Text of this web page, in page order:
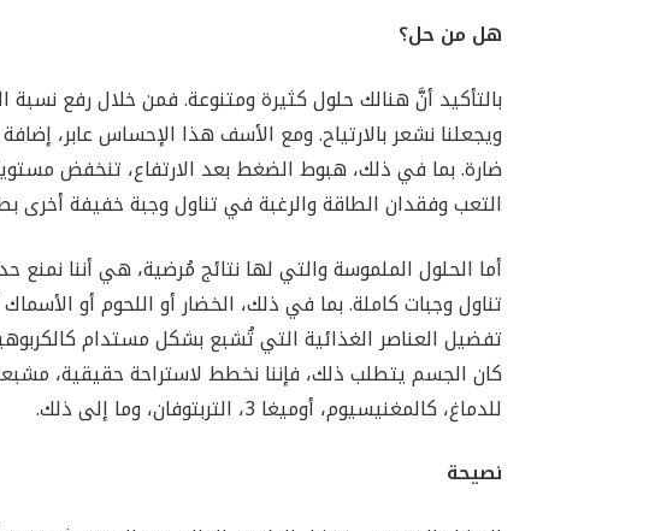
هل من حل؟
بالتأكيد أنَّ هنالك حلول كثيرة ومتنوعة. فمن خلال رفع
ويجعلنا نشعر بالارتياح. ومع الأسف هذا الإحساس عابر،
ضارة. بما في ذلك، هبوط الضغط بعد الارتفاع، تنخفض
التعب وفقدان الطاقة والرغبة في تناول وجبة خفيفة أخرى
أما الحلول الملموسة والتي لها نتائج مُرضية، هي أننا
تناول وجبات كاملة. بما في ذلك، الخضار أو اللحوم أو
تفضيل العناصر الغذائية التي تُشبع بشكل مستدام
كان الجسم يتطلب ذلك، فإننا نخطط لاستراحة حقيقية،
للدماغ، كالمغنيسيوم، أوميغا 3، التربتوفان، وما إلى ذلك.
نصيحة